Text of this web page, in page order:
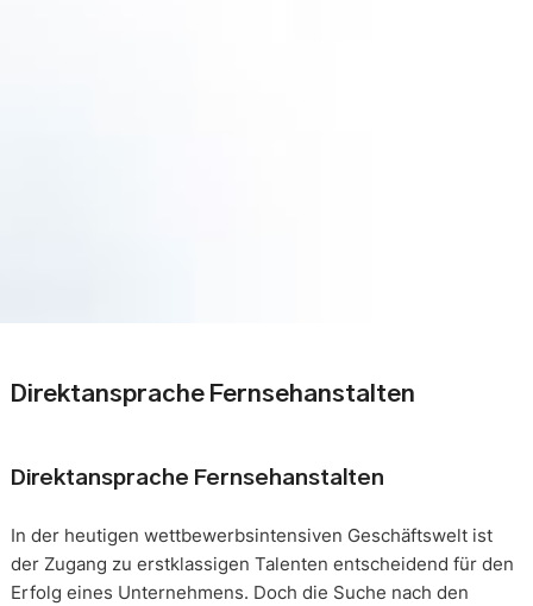
Direktansprache Fernsehanstalten
Direktansprache Fernsehanstalten
In der heutigen wettbewerbsintensiven Geschäftswelt ist
der Zugang zu erstklassigen Talenten entscheidend für den
Erfolg eines Unternehmens. Doch die Suche nach den